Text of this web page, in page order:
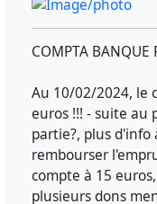
COMPTA
Au 10/02/2024, le
euros !!! - suite au
partie?, plus d'info
rembourser
compte à 15
plusieurs dons